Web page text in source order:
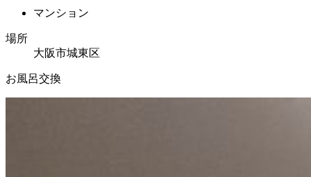
マンション
場所
大阪市城東区
お風呂交換